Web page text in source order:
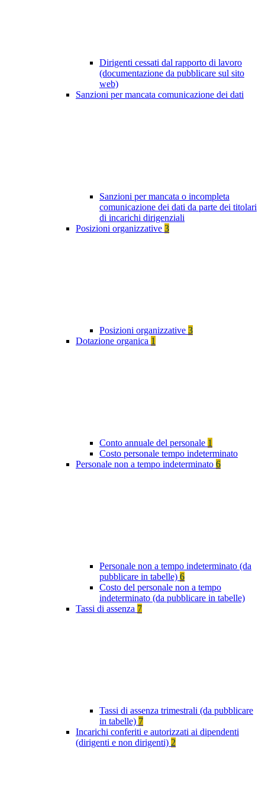
Dirigenti cessati dal rapporto di lavoro
(documentazione da pubblicare sul sito
web)
Sanzioni per mancata comunicazione dei dati
Sanzioni per mancata o incompleta
comunicazione dei dati da parte dei titolari
di incarichi dirigenziali
Posizioni organizzative 3
Posizioni organizzative 3
Dotazione organica 1
Conto annuale del personale 1
Costo personale tempo indeterminato
Personale non a tempo indeterminato 6
Personale non a tempo indeterminato (da
pubblicare in tabelle) 6
Costo del personale non a tempo
indeterminato (da pubblicare in tabelle)
Tassi di assenza 7
Tassi di assenza trimestrali (da pubblicare
in tabelle) 7
Incarichi conferiti e autorizzati ai dipendenti
(dirigenti e non dirigenti) 2